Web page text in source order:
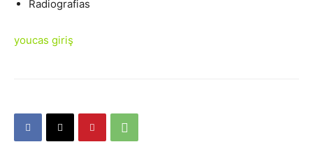
Radiografias
youcas giriş